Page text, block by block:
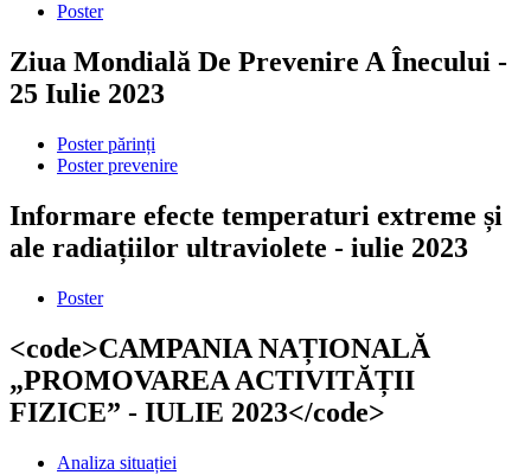
Poster
Ziua Mondială De Prevenire A Înecului -
25 Iulie 2023
Poster părinți
Poster prevenire
Informare efecte temperaturi extreme și
ale radiațiilor ultraviolete - iulie 2023
Poster
<code>CAMPANIA NAȚIONALĂ
„PROMOVAREA ACTIVITĂȚII
FIZICE” - IULIE 2023</code>
Analiza situației